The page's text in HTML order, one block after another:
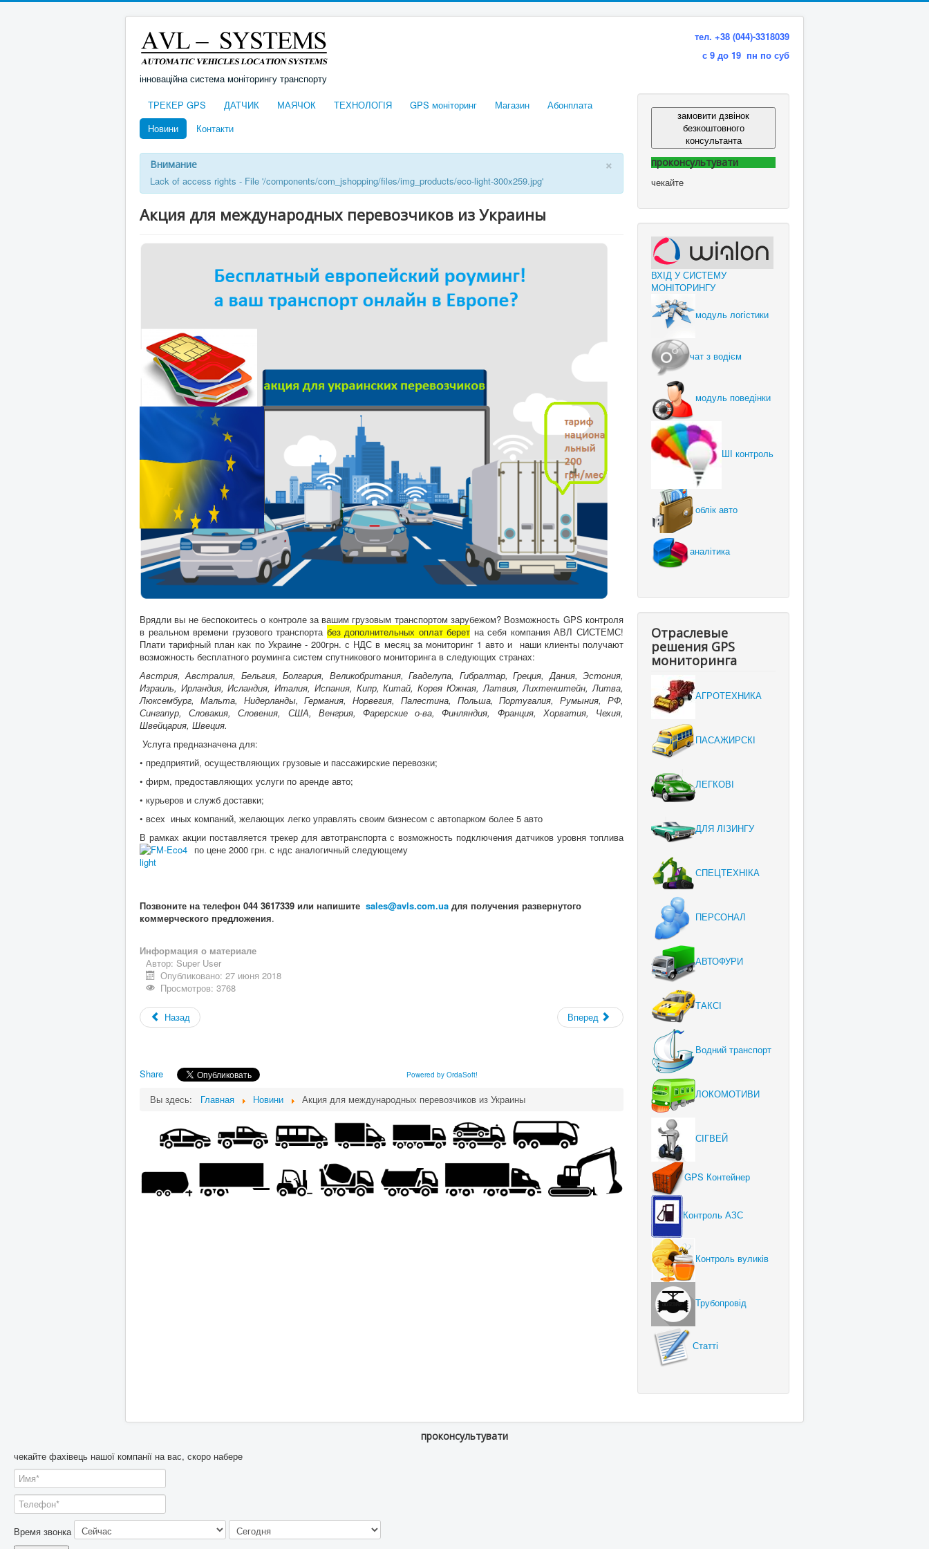
інноваційна система моніторингу транспорту
тел. +38 (044)-3318039
с 9 до 19 пн по суб
ТРЕКЕР GPS ДАТЧИК МАЯЧОК ТЕХНОЛОГІЯ GPS моніторинг Магазин
Абонплата
Новини
Контакти
×
Внимание
Lack of access rights - File '/components/com_jshopping/files/img_products/eco-light-300x259.jpg'
Акция для международных перевозчиков из Украины
Врядли вы не беспокоитесь о контроле за вашим грузовым транспортом зарубежом? Возможность GPS контроля
в реальном времени грузового транспорта без дополнительных оплат берет на себя компания АВЛ СИСТЕМС!
Плати тарифный план как по Украине - 200грн. с НДС в месяц за мониторинг 1 авто и наши клиенты получают
возможность бесплатного роуминга систем спутникового мониторинга в следующих странах:
Австрия, Австралия, Бельгия, Болгария, Великобритания, Гваделупа, Гибралтар, Греция, Дания, Эстония,
Израиль, Ирландия, Исландия, Италия, Испания, Кипр, Китай, Корея Южная, Латвия, Лихтенштейн, Литва,
Люксембург, Мальта, Нидерланды, Германия, Норвегия, Палестина, Польша, Португалия, Румыния, РФ,
Сингапур, Словакия, Словения, США, Венгрия, Фарерские о-ва, Финляндия, Франция, Хорватия, Чехия,
Швейцария, Швеция.
Услуга предназначена для:
• предприятий, осуществляющих грузовые и пассажирские перевозки;
• фирм, предоставляющих услуги по аренде авто;
• курьеров и служб доставки;
• всех иных компаний, желающих легко управлять своим бизнесом с автопарком более 5 авто
В рамках акции поставляется трекер для автотранспорта с возможность подключения датчиков уровня топлива
по цене 2000 грн. с ндс аналогичный следующему
Позвоните на телефон 044 3617339 или напишите sales@avls.com.ua для получения развернутого
коммерческого предложения.
Информация о материале
Автор: Super User
Опубликовано: 27 июня 2018
Просмотров: 3768
Назад Вперед
Share Powered by OrdaSoft!
Вы здесь: Главная Новини Акция для международных перевозчиков из Украины
замовити дзвінок
безкоштовного
консультанта
проконсультувати
чекайте
ВХІД У СИСТЕМУ
МОНІТОРИНГУ
модуль логістики
чат з водієм
модуль поведінки
ШІ контроль
облік авто
аналітика
Отраслевые
решения GPS
мониторинга
АГРОТЕХНИКА
ПАСАЖИРСКІ
ЛЕГКОВІ
ДЛЯ ЛІЗИНГУ
СПЕЦТЕХНІКА
ПЕРСОНАЛ
АВТОФУРИ
ТАКСІ
Водний транспорт
ЛОКОМОТИВИ
СІГВЕЙ
GPS Контейнер
Контроль АЗС
Контроль вуликів
Трубопровід
Статті
проконсультувати
чекайте фахівець нашої компанії на вас, скоро набере
Время звонка